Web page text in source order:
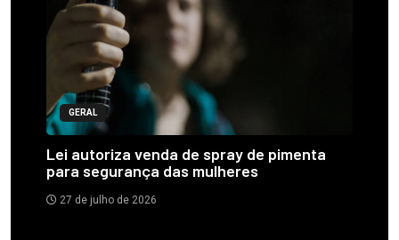
GERAL
Lei autoriza venda de spray de pimenta
para segurança das mulheres
27 de julho de 2026